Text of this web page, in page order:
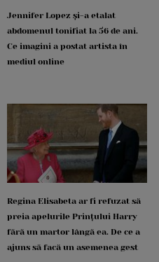
Jennifer Lopez și-a etalat
abdomenul tonifiat la 56 de ani.
Ce imagini a postat artista în
mediul online
Regina Elisabeta ar fi refuzat să
preia apelurile Prințului Harry
fără un martor lângă ea. De ce a
ajuns să facă un asemenea gest